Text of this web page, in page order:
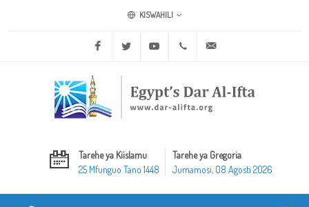
KISWAHILI
Facebook Twitter Youtube +20 2 25970400
Tarehe ya Kiislamu
25 Mfunguo Tano 1448
Tarehe ya Gregoria
Jumamosi, 08 Agosti 2026